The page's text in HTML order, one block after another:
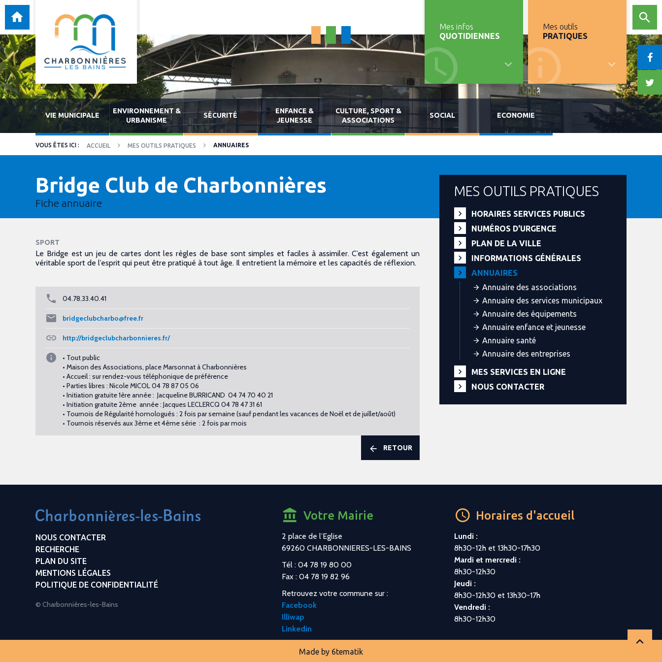
Mes infos
QUOTIDIENNES
Mes outils
PRATIQUES
VIE MUNICIPALE
ENVIRONNEMENT &
URBANISME
SÉCURITÉ
ENFANCE &
JEUNESSE
CULTURE, SPORT &
ASSOCIATIONS
SOCIAL ECONOMIE
ACCUEIL MES OUTILS PRATIQUES ANNUAIRES
Bridge Club de Charbonnières
Fiche annuaire
SPORT
Le Bridge est un jeu de cartes dont les règles de base sont simples et faciles à assimiler. C’est également un
véritable sport de l’esprit qui peut être pratiqué à tout âge. Il entretient la mémoire et les capacités de réflexion.
04.78.33.40.41
bridgeclubcharbo@free.fr
http://bridgeclubcharbonnieres.fr/
• Tout public
• Maison des Associations, place Marsonnat à Charbonnières
• Accueil : sur rendez-vous téléphonique de préférence
• Parties libres : Nicole MICOL 04 78 87 05 06
• Initiation gratuite 1ère année : Jacqueline BURRICAND 04 74 70 40 21
• Initiation gratuite 2ème année : Jacques LECLERCQ 04 78 47 31 61
• Tournois de Régularité homologués : 2 fois par semaine (sauf pendant les vacances de Noël et de juillet/août)
• Tournois réservés aux 3ème et 4ème série : 2 fois par mois
RETOUR
MES OUTILS PRATIQUES
HORAIRES SERVICES PUBLICS
NUMÉROS D'URGENCE
PLAN DE LA VILLE
INFORMATIONS GÉNÉRALES
ANNUAIRES
Annuaire des associations
Annuaire des services municipaux
Annuaire des équipements
Annuaire enfance et jeunesse
Annuaire santé
Annuaire des entreprises
MES SERVICES EN LIGNE
NOUS CONTACTER
NOUS CONTACTER
RECHERCHE
PLAN DU SITE
MENTIONS LÉGALES
POLITIQUE DE CONFIDENTIALITÉ
© Charbonnières-les-Bains
Votre Mairie
2 place de l’Eglise
69260 CHARBONNIERES-LES-BAINS
Tél : 04 78 19 80 00
Fax : 04 78 19 82 96
Retrouvez votre commune sur :
Facebook
Illiwap
Linkedin
Horaires d'accueil
Lundi :
8h30-12h et 13h30-17h30
Mardi et mercredi :
8h30-12h30
Jeudi :
8h30-12h30 et 13h30-17h
Vendredi :
8h30-12h30
Made by 6tematik